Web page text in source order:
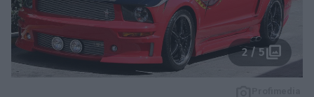
2 / 5